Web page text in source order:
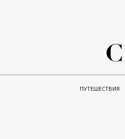
ПУТЕШЕСТВИЯ